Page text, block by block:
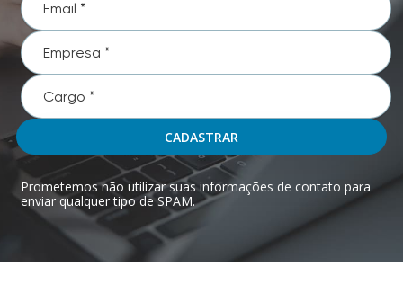
CADASTRAR
Prometemos não utilizar suas informações de contato para
enviar qualquer tipo de SPAM.